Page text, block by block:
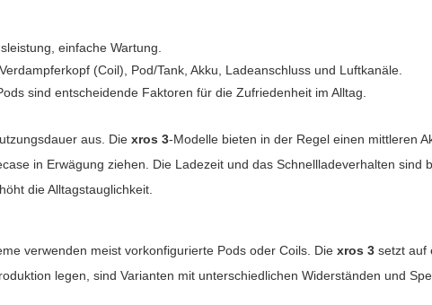
einfache Wartung.
(Coil), Pod/Tank, Akku, Ladeanschluss und Luftkanäle.
sind entscheidende Faktoren für die Zufriedenheit im Alltag.
aus. Diexros 3-Modelle bieten in der Regel einen mittleren
in Erwägung ziehen. Die Ladezeit und das Schnellladeverhalten sind
die Alltagstauglichkeit.
verwenden meist vorkonfigurierte Pods oder Coils. Diexros 3 setzt auf
legen, sind Varianten mit unterschiedlichen Widerständen und